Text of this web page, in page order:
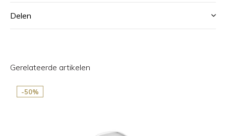
Delen
Gerelateerde artikelen
-50%